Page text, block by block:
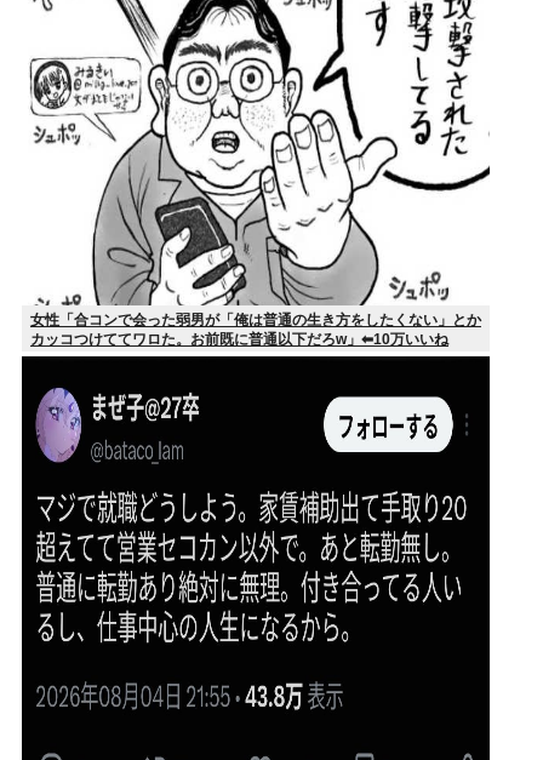
女性「合コンで会った弱男が「俺は普通の生き方をしたくない」とか
カッコつけててワロた。お前既に普通以下だろw」⬅10万いいね